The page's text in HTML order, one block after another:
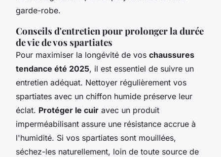
garde-robe.
Conseils d'entretien pour prolonger la durée
de vie de vos spartiates
Pour maximiser la longévité de vos chaussures
tendance été 2025, il est essentiel de suivre un
entretien adéquat. Nettoyer régulièrement vos
spartiates avec un chiffon humide préserve leur
éclat. Protéger le cuir avec un produit
imperméabilisant assure une résistance accrue à
l'humidité. Si vos spartiates sont mouillées,
séchez-les naturellement, loin de toute source de